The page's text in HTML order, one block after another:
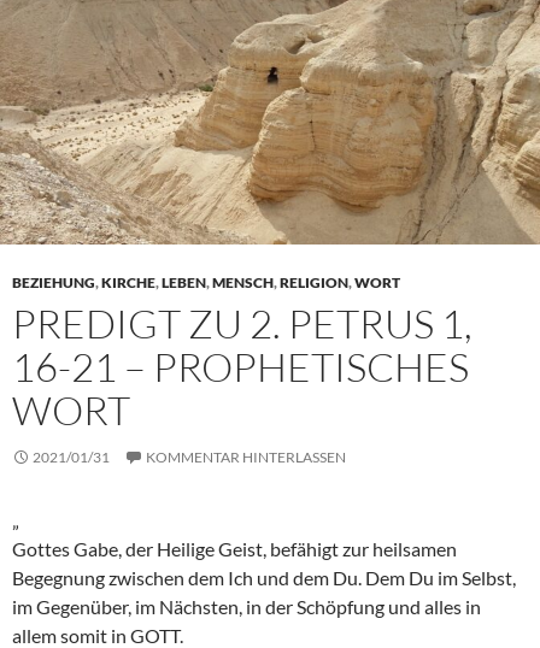
BEZIEHUNG,KIRCHE,LEBEN,MENSCH,RELIGION,WORT
PREDIGT ZU 2. PETRUS 1,
16-21 – PROPHETISCHES
WORT
2021/01/31 KOMMENTAR HINTERLASSEN
Gottes Gabe, der Heilige Geist, befähigt zur heilsamen
Begegnung zwischen dem Ich und dem Du. Dem Du im Selbst,
im Gegenüber, im Nächsten, in der Schöpfung und alles in
allem somit in GOTT.